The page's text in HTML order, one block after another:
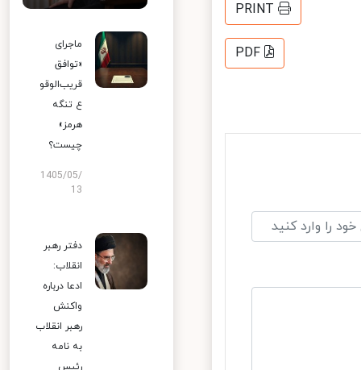
PRINT
PDF
ماجرای
«توافق
قریب‌الوقو
ع تنگه
هرمز»
چیست؟
1405/05/
13
دفتر رهبر
انقلاب:
ادعا درباره
واکنش
رهبر انقلاب
به نامه
رئیس